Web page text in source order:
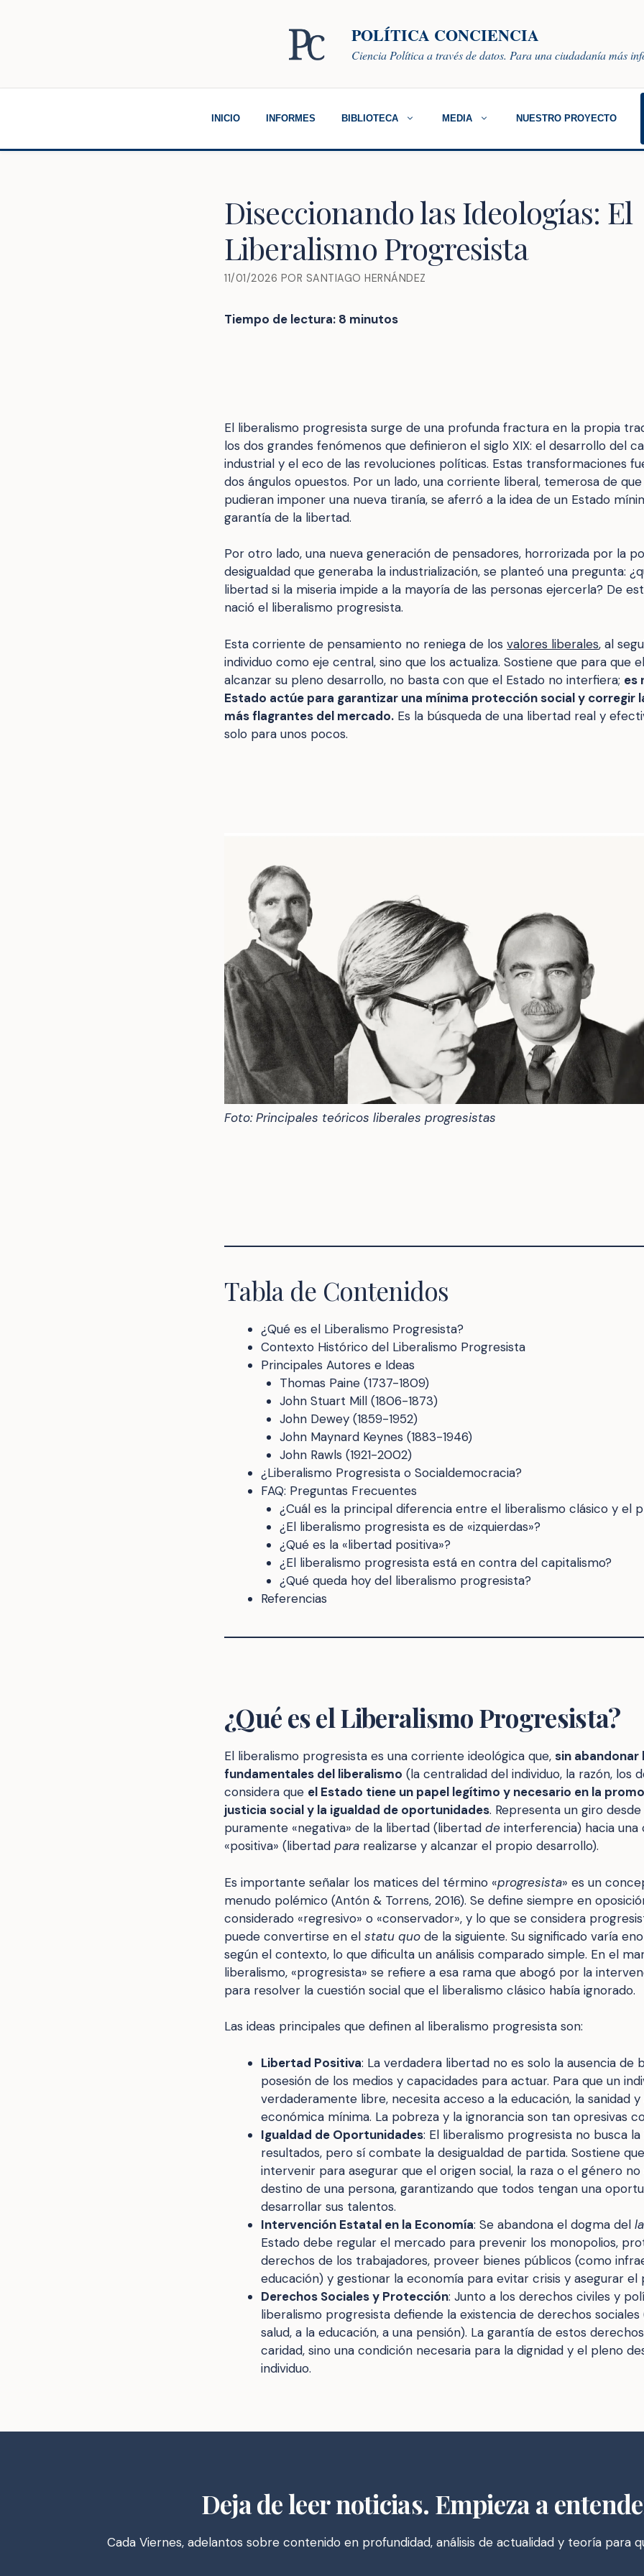
POLÍTICA CONCIENCIA
Ciencia Política a través de datos. Para una ciudadanía más
INICIO INFORMES BIBLIOTECA MEDIA NUESTRO PROYECTO
Diseccionando las Ideologías: El
Liberalismo Progresista
11/01/2026 POR SANTIAGO HERNÁNDEZ
Tiempo de lectura: 8 minutos
El liberalismo progresista surge de una profunda fractura en la propia
los dos grandes fenómenos que definieron el siglo XIX: el desarrollo del
industrial y el eco de las revoluciones políticas. Estas transformaciones
dos ángulos opuestos. Por un lado, una corriente liberal, temerosa de que
pudieran imponer una nueva tiranía, se aferró a la idea de un Estado
garantía de la libertad.
Por otro lado, una nueva generación de pensadores, horrorizada por la
desigualdad que generaba la industrialización, se planteó una pregunta:
libertad si la miseria impide a la mayoría de las personas ejercerla? De
nació el liberalismo progresista.
Esta corriente de pensamiento no reniega de los valores liberales, al
individuo como eje central, sino que los actualiza. Sostiene que para que
alcanzar su pleno desarrollo, no basta con que el Estado no interfiera; es
Estado actúe para garantizar una mínima protección social y corregir
más flagrantes del mercado. Es la búsqueda de una libertad real y
solo para unos pocos.
Foto: Principales teóricos liberales progresistas
Tabla de Contenidos
¿Qué es el Liberalismo Progresista?
Contexto Histórico del Liberalismo Progresista
Principales Autores e Ideas
Thomas Paine (1737-1809)
John Stuart Mill (1806-1873)
John Dewey (1859-1952)
John Maynard Keynes (1883-1946)
John Rawls (1921-2002)
¿Liberalismo Progresista o Socialdemocracia?
FAQ: Preguntas Frecuentes
¿Cuál es la principal diferencia entre el liberalismo clásico y el
¿El liberalismo progresista es de «izquierdas»?
¿Qué es la «libertad positiva»?
¿El liberalismo progresista está en contra del capitalismo?
¿Qué queda hoy del liberalismo progresista?
Referencias
¿Qué es el Liberalismo Progresista?
El liberalismo progresista es una corriente ideológica que, sin abandonar
fundamentales del liberalismo (la centralidad del individuo, la razón, los
considera que el Estado tiene un papel legítimo y necesario en la
justicia social y la igualdad de oportunidades. Representa un giro
puramente «negativa» de la libertad (libertad de interferencia) hacia
«positiva» (libertad para realizarse y alcanzar el propio desarrollo).
Es importante señalar los matices del término «progresista» es un
menudo polémico (Antón & Torrens, 2016). Se define siempre en
considerado «regresivo» o «conservador», y lo que se considera
puede convertirse en el statu quo de la siguiente. Su significado varía
según el contexto, lo que dificulta un análisis comparado simple. En el
liberalismo, «progresista» se refiere a esa rama que abogó por la
para resolver la cuestión social que el liberalismo clásico había ignorado.
Las ideas principales que definen al liberalismo progresista son:
Libertad Positiva: La verdadera libertad no es solo la ausencia de
posesión de los medios y capacidades para actuar. Para que un
verdaderamente libre, necesita acceso a la educación, la sanidad y
económica mínima. La pobreza y la ignorancia son tan opresivas
Igualdad de Oportunidades: El liberalismo progresista no busca la
resultados, pero sí combate la desigualdad de partida. Sostiene
intervenir para asegurar que el origen social, la raza o el género
destino de una persona, garantizando que todos tengan una
desarrollar sus talentos.
Intervención Estatal en la Economía: Se abandona el dogma del
Estado debe regular el mercado para prevenir los monopolios,
derechos de los trabajadores, proveer bienes públicos (como
educación) y gestionar la economía para evitar crisis y asegurar el
Derechos Sociales y Protección: Junto a los derechos civiles y
liberalismo progresista defiende la existencia de derechos
salud, a la educación, a una pensión). La garantía de estos
caridad, sino una condición necesaria para la dignidad y el pleno
individuo.
Deja de leer noticias. Empieza a
Cada Viernes, adelantos sobre contenido en profundidad, análisis de actualidad y teoría para